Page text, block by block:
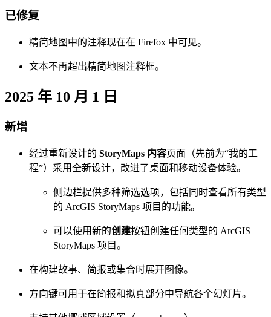
已修复
精简地图中的注释现在在 Firefox 中可见。
文本不再超出精简地图注释框。
2025 年 10 月 1 日
新增
经过重新设计的 StoryMaps 内容页面（先前为“我的工
程”）采用全新设计，改进了桌面和移动设备体验。
侧边栏提供多种筛选选项，包括同时查看所有类型
的 ArcGIS StoryMaps 项目的功能。
可以使用新的创建按钮创建任何类型的 ArcGIS
StoryMaps 项目。
在构建故事、简报或集合时展开图像。
方向键可用于在简报和拟真部分中导航各个幻灯片。